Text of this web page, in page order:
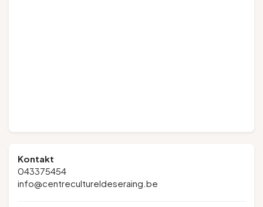
Kontakt
043375454
info@centrecultureldeseraing.be